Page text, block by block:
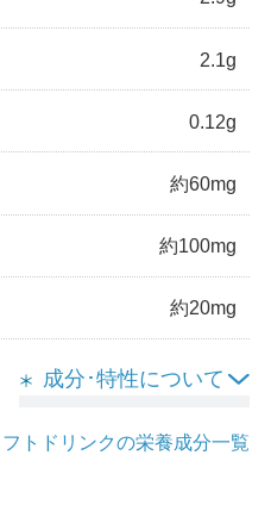
2.1g
0.12g
約60mg
約100mg
約20mg
成分･特性について
フトドリンクの栄養成分一覧